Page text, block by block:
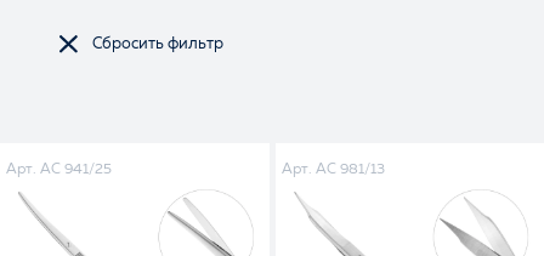
Арт. AC 941/25 Арт. AC 981/13